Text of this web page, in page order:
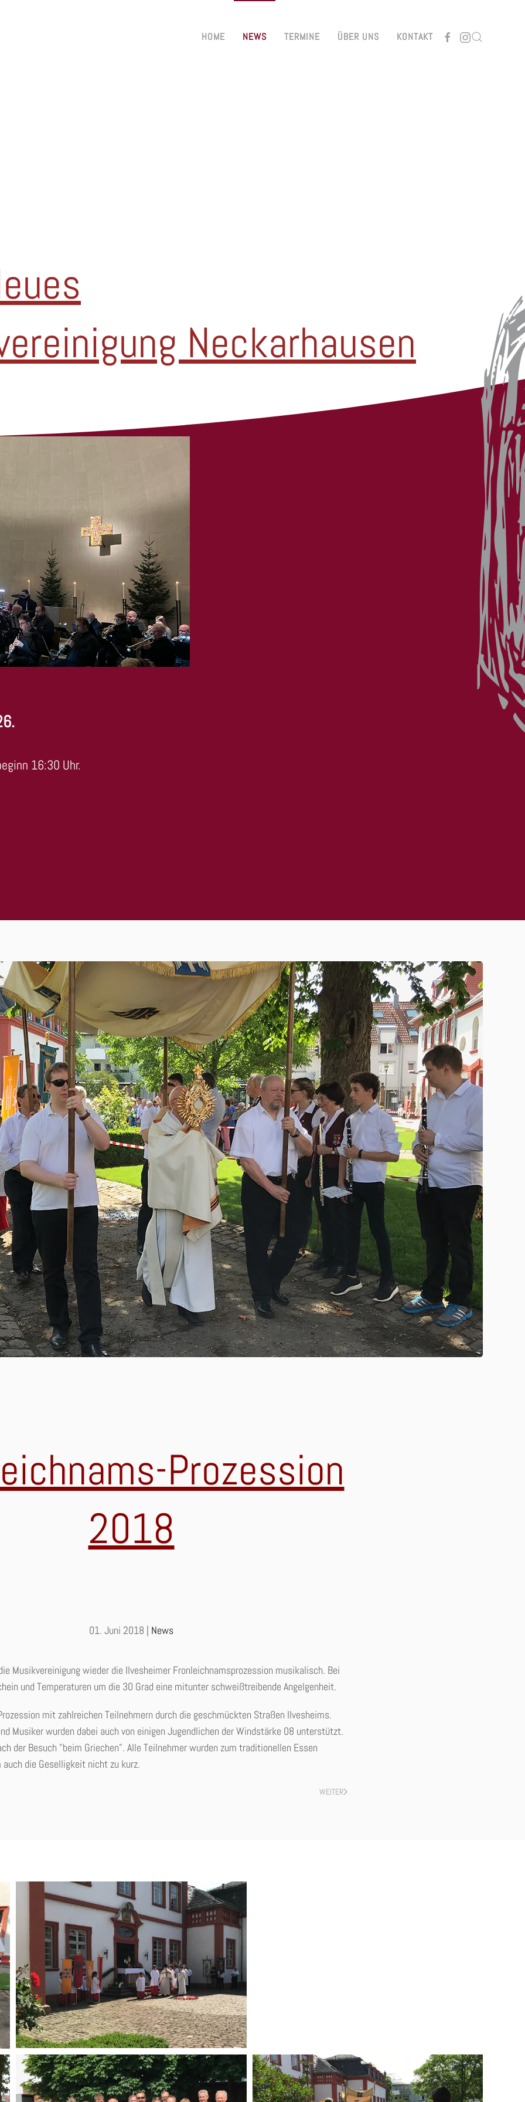
HOME NEWS TERMINE ÜBER UNS KONTAKT
Neckarhausen
16:30 Uhr.
Prozession
2018
01. Juni 2018 | News
Musikvereinigung wieder die Ilvesheimer Fronleichnamsprozession musikalisch. Bei
und Temperaturen um die 30 Grad eine mitunter schweißtreibende Angelgenheit.
mit zahlreichen Teilnehmern durch die geschmückten Straßen Ilvesheims.
Musiker wurden dabei auch von einigen Jugendlichen der Windstärke 08 unterstützt.
der Besuch "beim Griechen". Alle Teilnehmer wurden zum traditionellen Essen
die Geselligkeit nicht zu kurz.
WEITER